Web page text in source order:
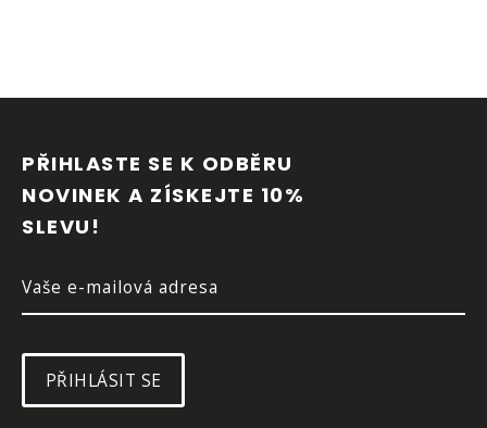
PŘIHLASTE SE K ODBĚRU
NOVINEK A ZÍSKEJTE 10%
SLEVU!
PŘIHLÁSIT SE